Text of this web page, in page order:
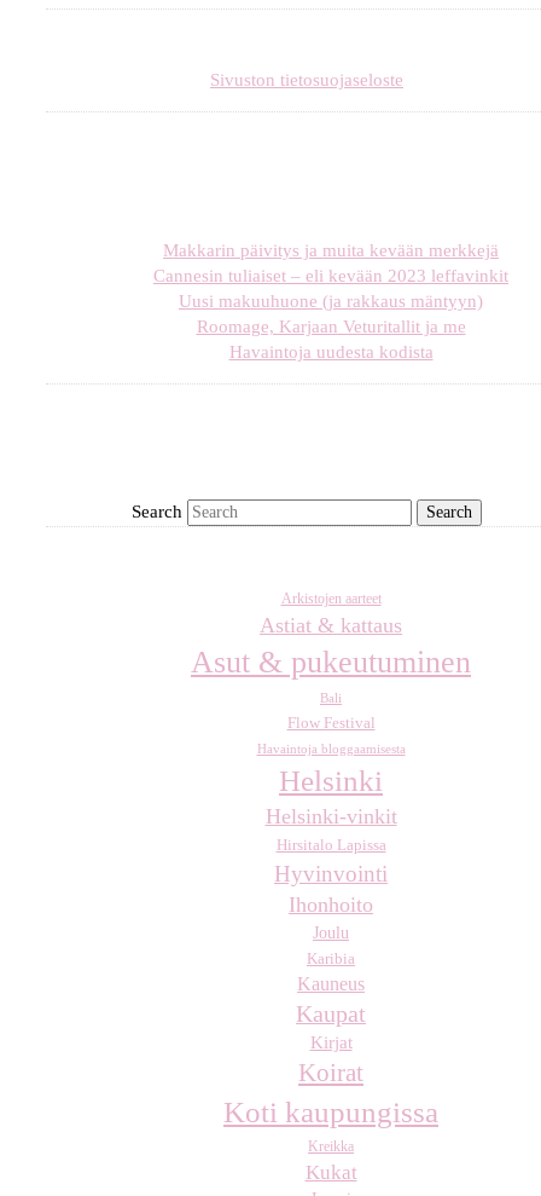
Sivuston tietosuojaseloste
Makkarin päivitys ja muita kevään merkkejä
Cannesin tuliaiset – eli kevään 2023 leffavinkit
Uusi makuuhuone (ja rakkaus mäntyyn)
Roomage, Karjaan Veturitallit ja me
Havaintoja uudesta kodista
Search
Arkistojen aarteet
Astiat & kattaus
Asut & pukeutuminen
Bali
Flow Festival
Havaintoja bloggaamisesta
Helsinki
Helsinki-vinkit
Hirsitalo Lapissa
Hyvinvointi
Ihonhoito
Joulu
Karibia
Kauneus
Kaupat
Kirjat
Koirat
Koti kaupungissa
Kreikka
Kukat